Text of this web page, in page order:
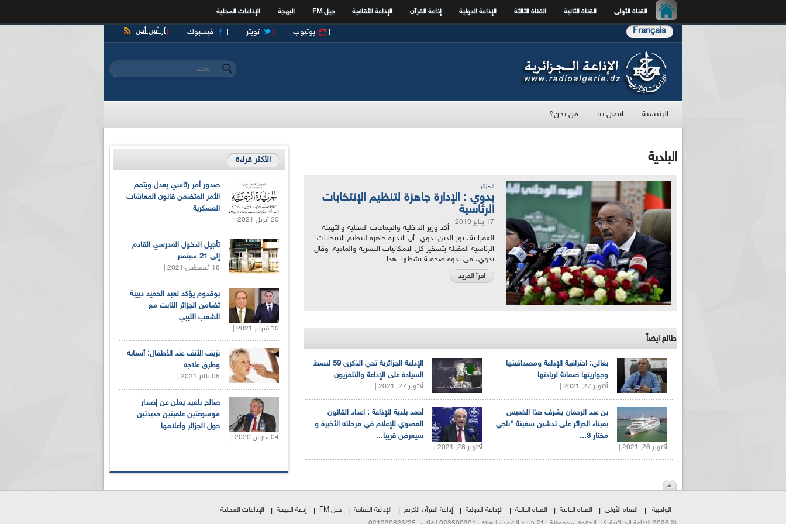
القناة الأولى القناة الثانية القناة الثالثة الإذاعة الدولية إذاعة القرآن الإذاعة الثقافية جيل FM البهجة الإذاعات المحلية
Français آر أس أس فيسبوك تويتر يوتيوب
استمارة البحث
‏بحث ‏
الرئيسية اتصل بنا من نحن؟
البلدية
الجزائر
بدوي : الإدارة جاهزة لتنظيم الإنتخابات
الرئاسية
17 يناير 2019
أكد وزير الداخلية والجماعات المحلية والتهيئة
العمرانية، نور الدين بدوي، أن الادارة جاهزة لتنظيم الانتخابات
الرئاسية المقبلة بتسخير كل الامكانيات البشرية والمادية. وقال
بدوي، في ندوة صحفية نشطها هذا...
اقرأ المزيد
طالع ايضاً
الإذاعة الجزائرية تحي الذكرى 59 لبسط
السيادة على الإذاعة والتلفزيون
أكتوبر 27, 2021 |
بغالي: احترافية الإذاعة ومصداقيتها
وجواريتها ضمانة لريادتها
أكتوبر 27, 2021 |
أحمد بلدية للإذاعة : اعداد القانون
العضوي للإعلام في مرحلته الأخيرة و
سيعرض قريبا...
أكتوبر 28, 2021 |
بن عبد الرحمان يشرف هذا الخميس
بميناء الجزائر على تدشين سفينة "باجي
مختار 3...
أكتوبر 28, 2021 |
الأكثر قراءة
صدور أمر رئاسي يعدل ويتمم
الأمر المتضمن قانون المعاشات
العسكرية
20 أبريل 2021 |
تأجيل الدخول المدرسي القادم
إلى 21 سبتمبر
18 أغسطس 2021 |
بوقدوم يؤكد لعبد الحميد دبيبة
تضامن الجزائر الثابت مع
الشعب الليبي
10 فبراير 2021 |
نزيف الأنف عند الأطفال: أسبابه
وطرق علاجه
05 يناير 2021 |
صالح بلعيد يعلن عن إصدار
موسوعتين علميتين جديدتين
حول الجزائر وأعلامها
04 مارس 2020 |
الواجهة القناة الأولى القناة الثانية القناة الثالثة الإذاعة الدولية إذاعة القرآن الكريم الإذاعة الثقافة جيل FM إذعة البهجة
الإذاعات المحلية